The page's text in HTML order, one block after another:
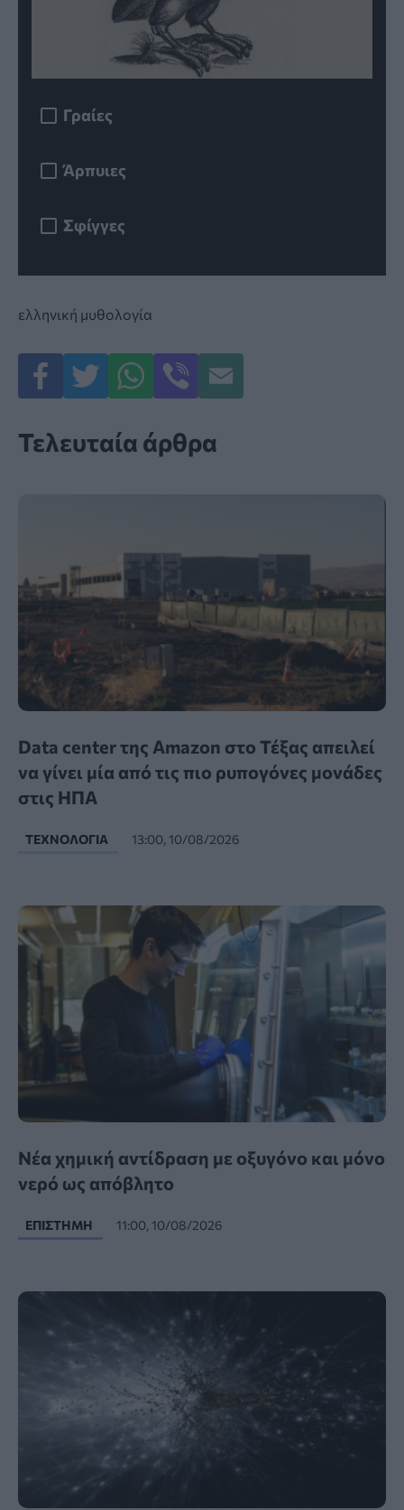
Γραίες
Άρπυιες
Σφίγγες
ελληνική μυθολογία
Τελευταία άρθρα
Data center της Amazon στο Τέξας απειλεί
να γίνει μία από τις πιο ρυπογόνες μονάδες
στις ΗΠΑ
ΤΕΧΝΟΛΟΓΊΑ 13:00, 10/08/2026
Νέα χημική αντίδραση με οξυγόνο και μόνο
νερό ως απόβλητο
ΕΠΙΣΤΉΜΗ 11:00, 10/08/2026